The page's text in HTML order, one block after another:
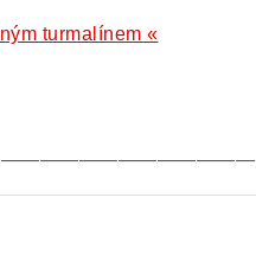
turmalínem «